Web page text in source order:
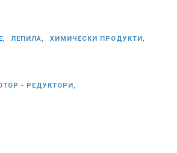
ЛЕПИЛА, ХИМИЧЕСКИ ПРОДУКТИ,
- РЕДУКТОРИ,